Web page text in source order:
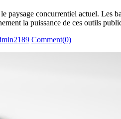
paysage concurrentiel actuel.
la puissance de ces outils
Comment(0)